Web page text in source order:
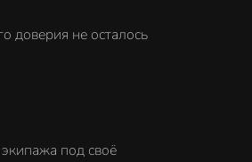
доверия не осталось
под своё